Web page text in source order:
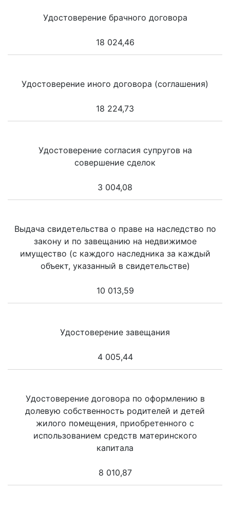
Удостоверение брачного договора
18 024,46
Удостоверение иного договора (соглашения)
18 224,73
Удостоверение согласия супругов на
совершение сделок
3 004,08
Выдача свидетельства о праве на наследство по
закону и по завещанию на недвижимое
имущество (с каждого наследника за каждый
объект, указанный в свидетельстве)
10 013,59
Удостоверение завещания
4 005,44
Удостоверение договора по оформлению в
долевую собственность родителей и детей
жилого помещения, приобретенного с
использованием средств материнского
капитала
8 010,87